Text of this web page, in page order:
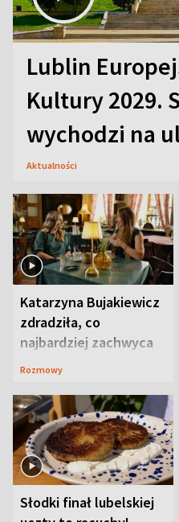
Lublin
Kultury 2029.
wychodzi na
Aktualności
Katarzyna Bujakiewicz
zdradziła, co
najbardziej zachwyca
ją w Lublinie
Rozmowy
Słodki finał lubelskiej